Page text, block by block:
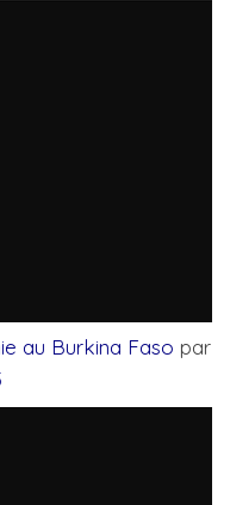
au Burkina Faso par